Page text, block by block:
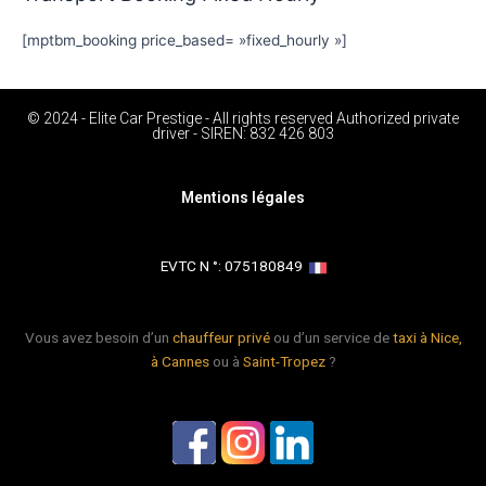
[mptbm_booking price_based= »fixed_hourly »]
© 2024 - Elite Car Prestige - All rights reserved Authorized private
driver - SIREN: 832 426 803
Mentions légales
EVTC N °: 075180849 ​
Vous avez besoin d’un chauffeur privéou d’un service detaxi à Nice,
à Cannesou à Saint-Tropez?
L L L